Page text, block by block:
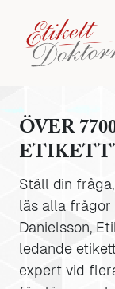
ÖVER
Ställ din
läs alla frågor
Danielsson,
ledande
expert vid